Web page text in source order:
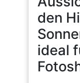
den
ideal